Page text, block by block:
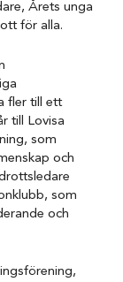
Årets unga
för alla.
fler till ett
till Lovisa
som
och
som
och